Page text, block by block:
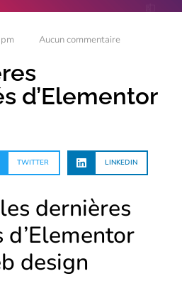
Aucun commentaire
d’Elementor
TWITTER LINKEDIN
dernières
d’Elementor
design